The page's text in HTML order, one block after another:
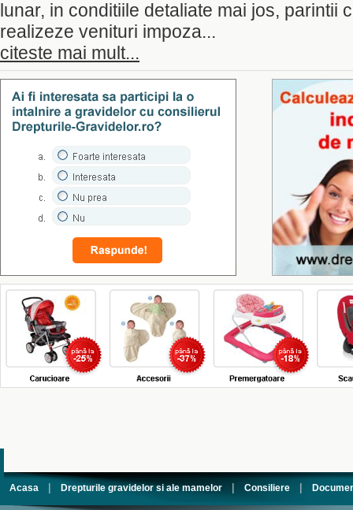
lunar, in conditiile detaliate mai jos, parintii
realizeze venituri impoza...
citeste mai mult...
Acasa |Drepturile gravidelor si ale mamelor |Consiliere |